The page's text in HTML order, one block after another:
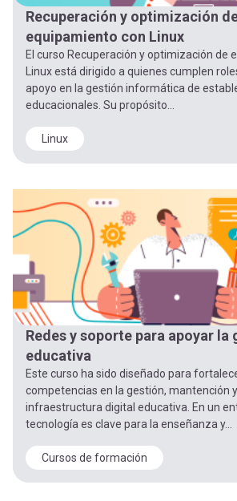
entrar
mi
cuenta
Recuperación y optimización
equipamiento con Linux
El curso Recuperación y optimización de
Linux está dirigido a quienes cumplen
apoyo en la gestión informática de
educacionales. Su propósito...
Linux
Redes y soporte para apoyar la
educativa
Este curso ha sido diseñado para
competencias en la gestión, mantención
infraestructura digital educativa. En un
tecnología es clave para la enseñanza y...
Cursos de formación